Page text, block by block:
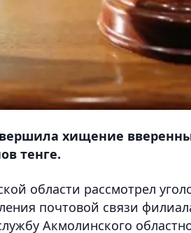
хищение
тенге.
области рассмотрел
почтовой связи
Акмолинского